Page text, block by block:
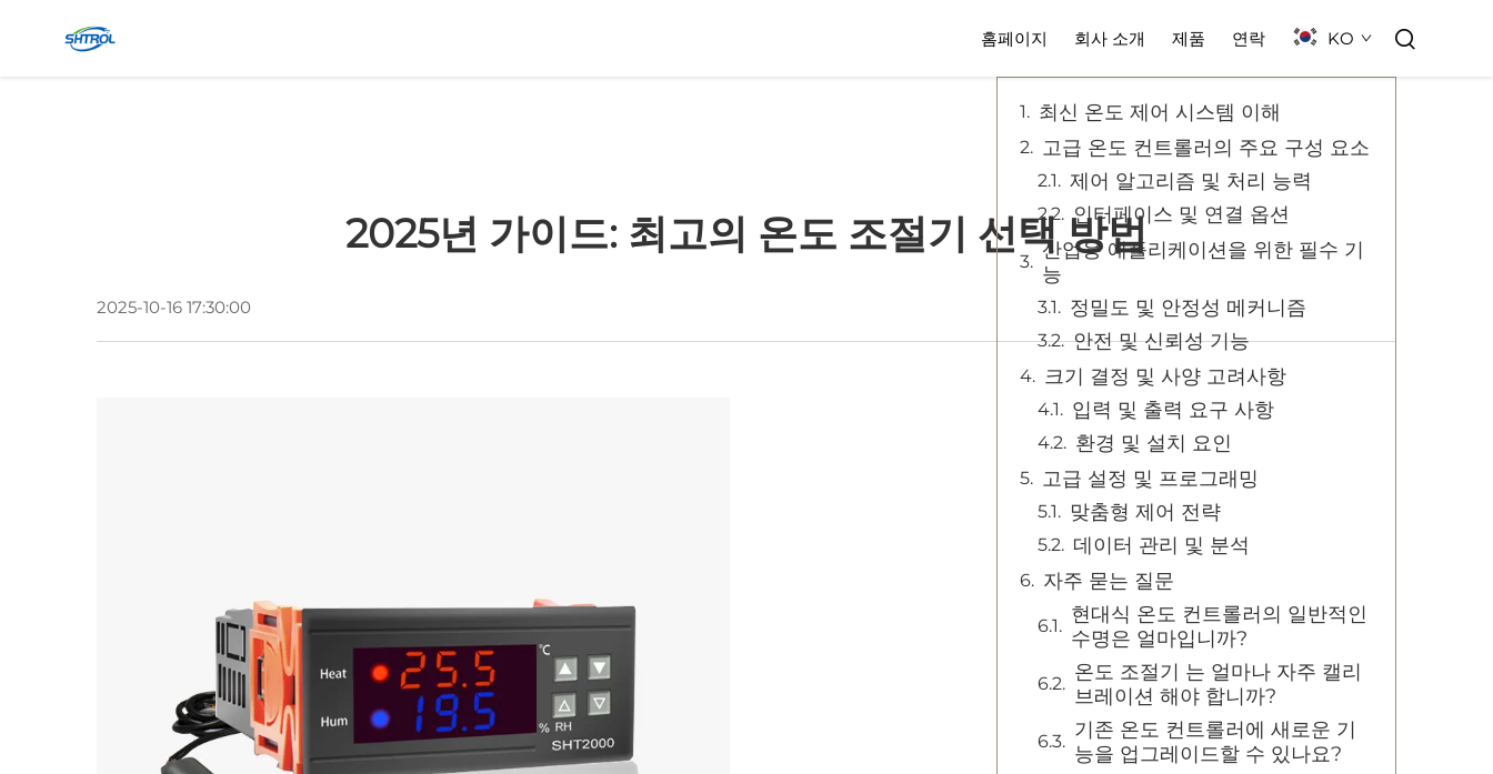
홈페이지 회사 소개 제품 연락 KO
2025년 가이드: 최고의 온도 조절기 선택 방법
2025-10-16 17:30:00
목차
최신 온도 제어 시스템 이해
고급 온도 컨트롤러의 주요 구성 요소
제어 알고리즘 및 처리 능력
인터페이스 및 연결 옵션
산업용 애플리케이션을 위한 필수 기
능
정밀도 및 안정성 메커니즘
안전 및 신뢰성 기능
크기 결정 및 사양 고려사항
입력 및 출력 요구 사항
환경 및 설치 요인
고급 설정 및 프로그래밍
맞춤형 제어 전략
데이터 관리 및 분석
자주 묻는 질문
현대식 온도 컨트롤러의 일반적인
수명은 얼마입니까?
온도 조절기 는 얼마나 자주 캘리
브레이션 해야 합니까?
기존 온도 컨트롤러에 새로운 기
능을 업그레이드할 수 있나요?